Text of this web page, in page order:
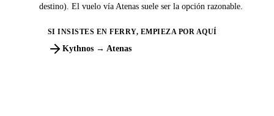
destino). El vuelo vía Atenas suele ser la opción razonable.
SI INSISTES EN FERRY, EMPIEZA POR AQUÍ
Kythnos → Atenas